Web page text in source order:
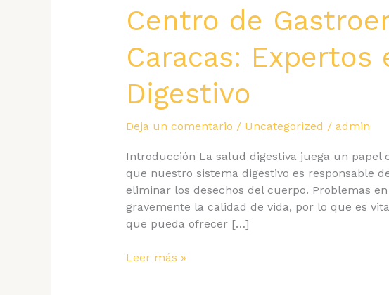
Centro de
Caracas: Expertos
Digestivo
Deja un comentario / Uncategorized / admin
Introducción La salud digestiva juega un papel
que nuestro sistema digestivo es responsable
eliminar los desechos del cuerpo. Problemas
gravemente la calidad de vida, por lo que es
que pueda ofrecer […]
Centro
Leer más »